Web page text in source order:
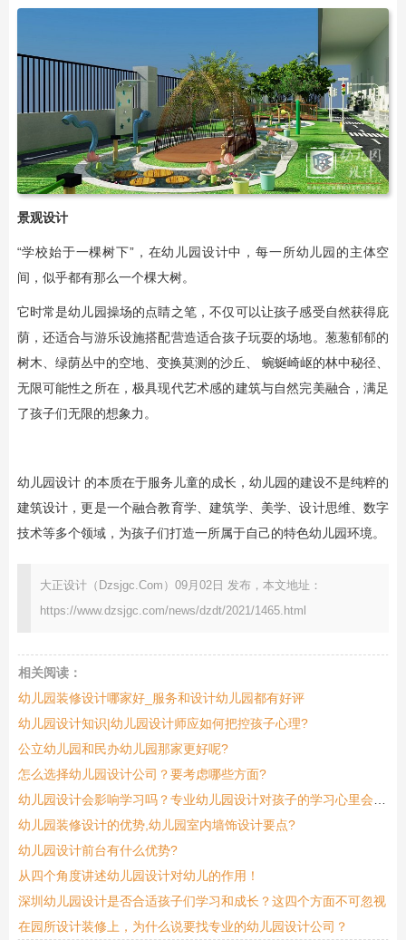
景观设计
“学校始于一棵树下”，在幼儿园设计中，每一所幼儿园的主体空
间，似乎都有那么一个棵大树。
它时常是幼儿园操场的点睛之笔，不仅可以让孩子感受自然获得庇
荫，还适合与游乐设施搭配营造适合孩子玩耍的场地。葱葱郁郁的
树木、绿荫丛中的空地、变换莫测的沙丘、 蜿蜒崎岖的林中秘径、
无限可能性之所在，极具现代艺术感的建筑与自然完美融合，满足
了孩子们无限的想象力。
幼儿园设计 的本质在于服务儿童的成长，幼儿园的建设不是纯粹的
建筑设计，更是一个融合教育学、建筑学、美学、设计思维、数字
技术等多个领域，为孩子们打造一所属于自己的特色幼儿园环境。
大正设计（Dzsjgc.Com）09月02日 发布，本文地址：
https://www.dzsjgc.com/news/dzdt/2021/1465.html
相关阅读：
幼儿园装修设计哪家好_服务和设计幼儿园都有好评
幼儿园设计知识|幼儿园设计师应如何把控孩子心理?
公立幼儿园和民办幼儿园那家更好呢?
怎么选择幼儿园设计公司？要考虑哪些方面?
幼儿园设计会影响学习吗？专业幼儿园设计对孩子的学习心里会有帮助吗？
幼儿园装修设计的优势,幼儿园室内墙饰设计要点?
幼儿园设计前台有什么优势?
从四个角度讲述幼儿园设计对幼儿的作用！
深圳幼儿园设计是否合适孩子们学习和成长？这四个方面不可忽视
在园所设计装修上，为什么说要找专业的幼儿园设计公司？